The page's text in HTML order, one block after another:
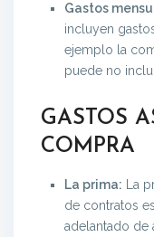
Gastos
incluyen
ejemplo la
puede no
GASTOS
COMPRA
La prima: La
de contratos
adelantado de